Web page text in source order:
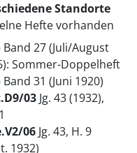
Standorte
Hefte vorhanden
Band 27 (Juli/August
Sommer-Doppelheft
Band 31 (Juni 1920)
03 Jg. 43 (1932),
06 Jg. 43, H. 9
1932)